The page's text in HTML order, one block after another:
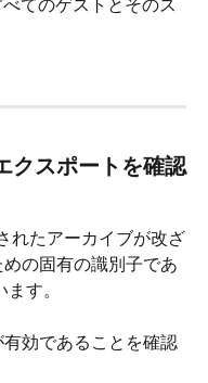
てのゲストとそのス
クスポートを確認
れたアーカイブが改ざ
の固有の識別子であ
す。
効であることを確認